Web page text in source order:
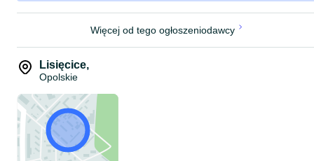
Więcej od tego ogłoszeniodawcy
Lisięcice,
Opolskie